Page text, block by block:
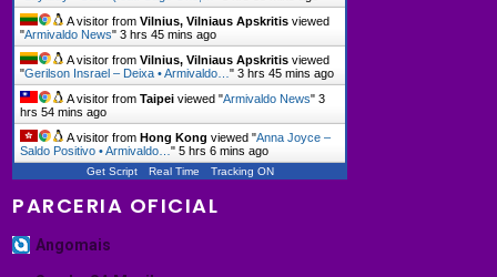
A visitor fromVilnius, Vilniaus Apskritis viewed
"Armivaldo News"3 hrs 45 mins ago
A visitor fromVilnius, Vilniaus Apskritis viewed
"Gerilson Insrael – Deixa • Armivaldo…"3 hrs 45 mins ago
A visitor fromTaipei viewed "Armivaldo News"3
hrs 54 mins ago
A visitor from Hong Kong viewed "Anna Joyce –
Saldo Positivo • Armivaldo…"5 hrs 6 mins ago
Get Script Real Time Tracking ON
PARCERIA OFICIAL
Angomais